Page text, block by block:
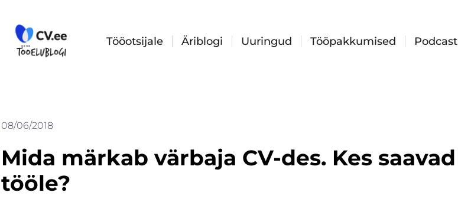
content
Tööotsijale Äriblogi Uuringud Tööpakkumised Podcast
08/06/2018
Mida märkab värbaja CV-des. Kes saavad
tööle?